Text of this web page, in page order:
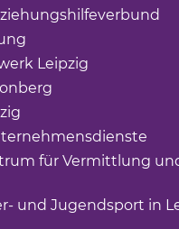
Leipzig
für Vermittlung
und Jugendsport in